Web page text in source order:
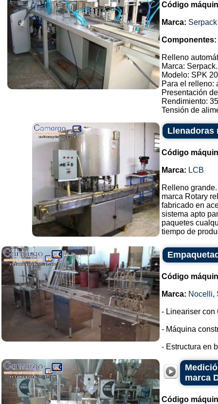
Código
Marca: Serpack
Componentes:
Relleno
Marca: Serpack.
Modelo: SPK
Para el relleno:
Presentación
Rendimiento:
Tensión de
Llenadoras
Código
Marca: LCB
Relleno grande.
marca Rotary
fabricado en
sistema apto
paquetes
tiempo de
Código
Marca: Nocelli,
- Lineariser con
- Máquina
- Estructura en
marca
Código